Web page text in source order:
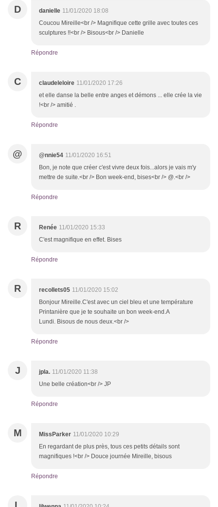
D danielle 11/01/2020 18:08
Coucou Mireille<br /> Magnifique cette grille avec toutes ces
sculptures !!<br /> Bisous<br /> Danielle
Répondre
C claudeleloire 11/01/2020 17:26
et elle danse la belle entre anges et démons ... elle crée la vie
!<br /> amitié .
Répondre
@ @nnie54 11/01/2020 16:51
Bon, je note que créer c'est vivre deux fois...alors je vais m'y
mettre de suite.<br /> Bon week-end, bises<br /> @.<br />
Répondre
R Renée 11/01/2020 15:33
C'est magnifique en effet. Bises
Répondre
R recollets05 11/01/2020 15:02
Bonjour Mireille.C'est avec un ciel bleu et une température
Printanière que je te souhaite un bon week-end.A
Lundi. Bisous de nous deux.<br />
Répondre
J jpla. 11/01/2020 11:38
Une belle création<br /> JP
Répondre
M MissParker 11/01/2020 10:29
En regardant de plus près, tous ces petits détails sont
magnifiques !<br /> Douce journée Mireille, bisous
Répondre